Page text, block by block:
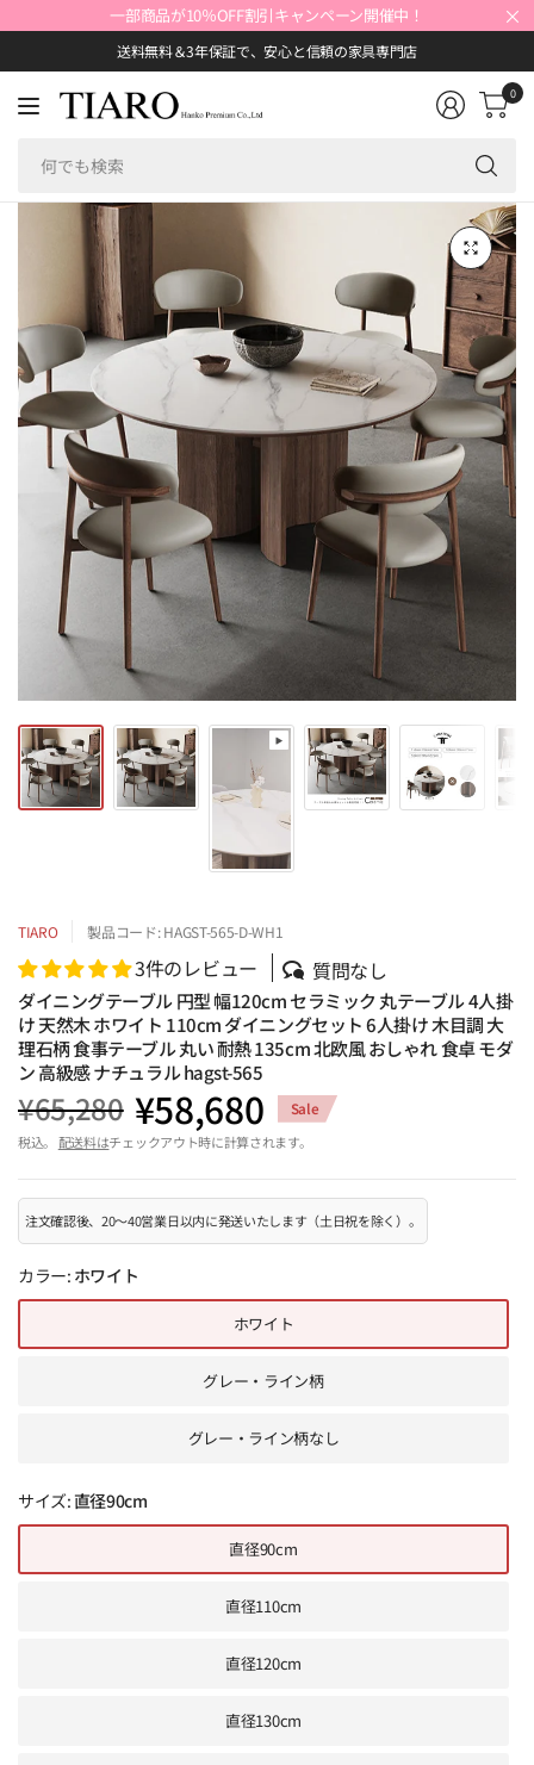
一部商品が10％OFF割引キャンペーン開催中！ ×
送料無料＆3年保証で、安心と信頼の家具専門店
も
検
索
0
TIARO 製品コード: HAGST-565-D-WH1
3件のレビュー 質問なし
ダイニングテーブル 円型 幅120cm セラミック 丸テーブル 4人掛
け 天然木 ホワイト 110cm ダイニングセット 6人掛け 木目調 大
理石柄 食事テーブル 丸い 耐熱 135cm 北欧風 おしゃれ 食卓 モダ
ン 高級感 ナチュラル hagst-565
¥65,280 ¥58,680
Sale
税込。 配送料はチェックアウト時に計算されます。
注文確認後、20～40営業日以内に発送いたします（土日祝を除く）。
カラー: ホワイト
ホワイト
グレー・ライン柄
グレー・ライン柄なし
サイズ: 直径90cm
直径90cm
直径110cm
直径120cm
直径130cm